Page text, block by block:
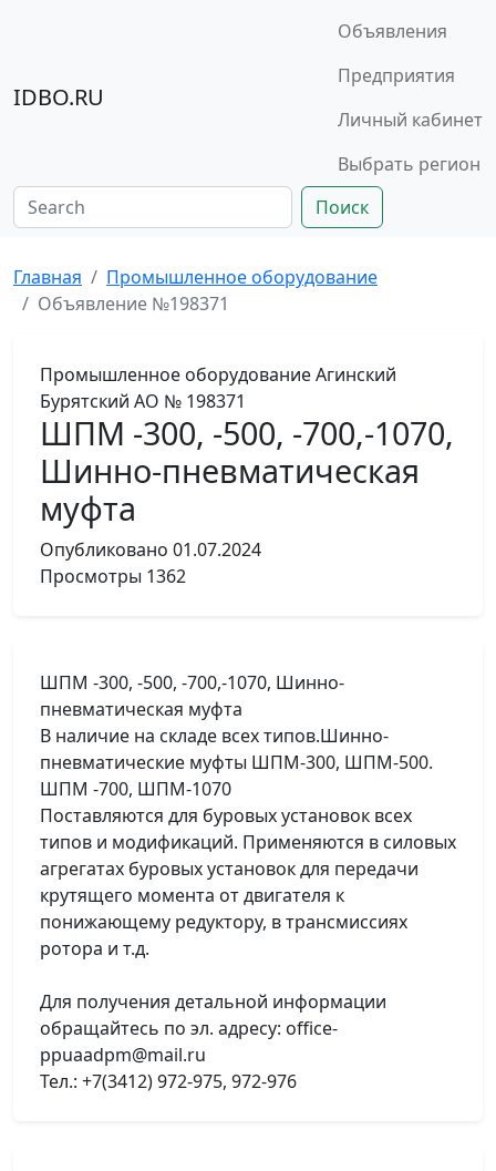
IDBO.RU
Объявления
Предприятия
Личный кабинет
Выбрать регион
Поиск
Главная
Промышленное оборудование
Объявление №198371
Промышленное оборудованиеАгинский
Бурятский АО № 198371
ШПМ -300, -500, -700,-1070,
Шинно-пневматическая
муфта
Опубликовано 01.07.2024
Просмотры 1362
ШПМ -300, -500, -700,-1070, Шинно-
пневматическая муфта
В наличие на складе всех типов.Шинно-
пневматические муфты ШПМ-300, ШПМ-500.
ШПМ -700, ШПМ-1070
Поставляются для буровых установок всех
типов и модификаций. Применяются в силовых
агрегатах буровых установок для передачи
крутящего момента от двигателя к
понижающему редуктору, в трансмиссиях
ротора и т.д.
Для получения детальной информации
обращайтесь по эл. адресу: office-
ppuaadpm@mail.ru
Тел.: +7(3412) 972-975, 972-976